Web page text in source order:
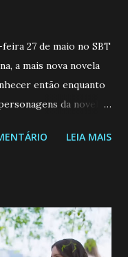
27 de maio no SBT
a mais nova novela
então enquanto
da novela?
(Camila
que realmente
as suas energias a
LEIA MAIS